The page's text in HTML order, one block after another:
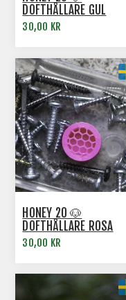
DOFTHÅLLARE GUL
30,00 KR
HONEY 20 🐶
DOFTHÅLLARE ROSA
30,00 KR